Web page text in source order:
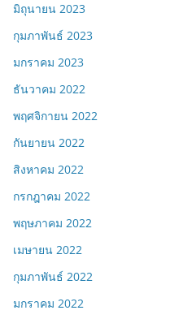
มิถุนายน 2023
กุมภาพันธ์ 2023
มกราคม 2023
ธันวาคม 2022
พฤศจิกายน 2022
กันยายน 2022
สิงหาคม 2022
กรกฎาคม 2022
พฤษภาคม 2022
เมษายน 2022
กุมภาพันธ์ 2022
มกราคม 2022